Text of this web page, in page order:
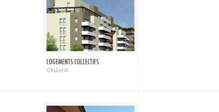
LOGEMENTS COLLECTIFS
orleans